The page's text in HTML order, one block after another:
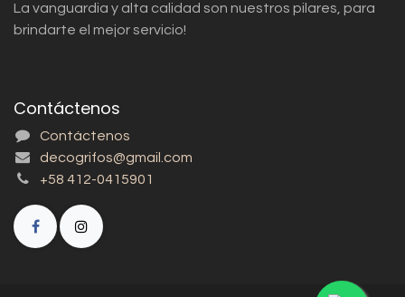
La vanguardia y alta calidad son nuestros pilares, para
brindarte el mejor servicio!
Contáctenos
Contáctenos
decogrifos@gmail.com
+58 412-0415901